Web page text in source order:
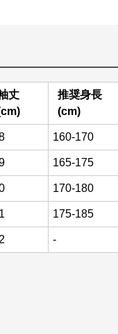
丈
推奨身長
(cm)
160-170
165-175
170-180
175-185
-